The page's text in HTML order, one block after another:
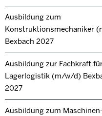
Ausbildung zum
Konstruktionsmechaniker
Bexbach 2027
Ausbildung zur Fachkraft
Lagerlogistik (m/w/d)
2027
Ausbildung zum